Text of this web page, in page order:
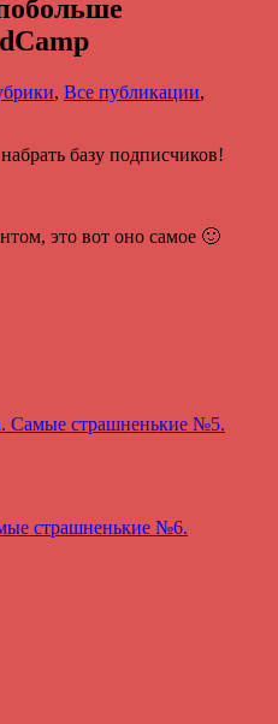
, Все публикации,
базу подписчиков!
это вот оно самое 🙂
Самые страшненькие №5.
страшненькие №6.